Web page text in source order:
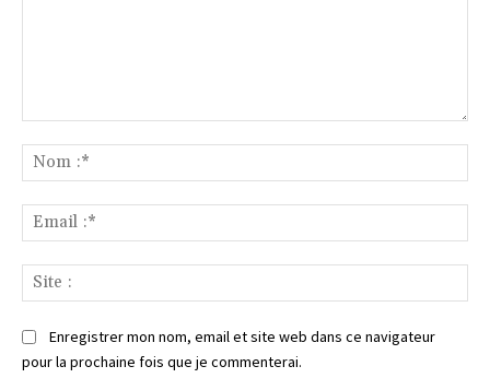
:*
:*
:
Enregistrer mon nom, email et site web dans ce navigateur
pour la prochaine fois que je commenterai.